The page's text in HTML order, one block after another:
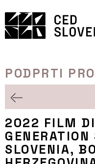
to
vsebine
PODPRTI
2022 FILM
SLOVENIA,